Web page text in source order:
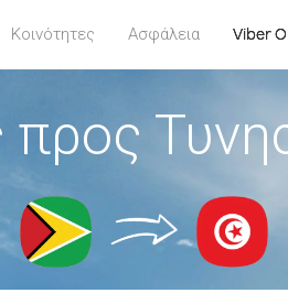
Κοινότητες Ασφάλεια Viber